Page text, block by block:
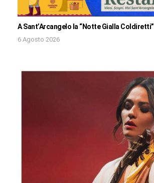
A Sant’Arcangelo la “Notte Gialla Coldiretti”
6 Agosto 2026